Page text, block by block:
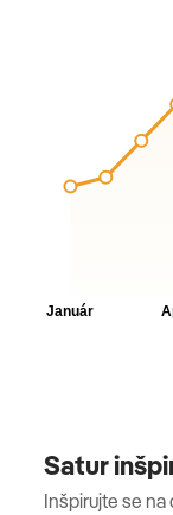
Satur
Inšpirujte se